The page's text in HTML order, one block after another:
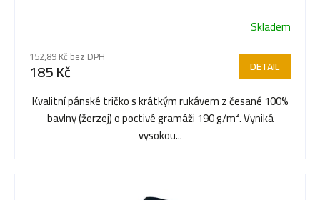
hodnocení
produktu
je
5,0
Skladem
152,89 Kč bez DPH
185 Kč DETAIL
Kvalitní pánské tričko s krátkým rukávem z česané 100%
bavlny (žerzej) o poctivé gramáži 190 g/m². Vyniká
vysokou...